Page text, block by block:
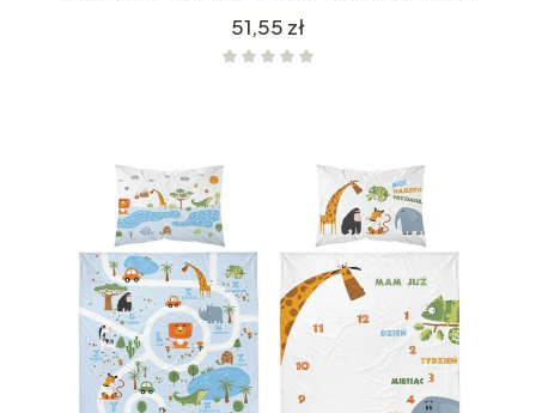
Cena
51,55 zł